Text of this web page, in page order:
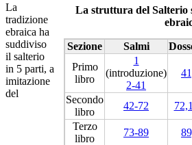
La struttura del Salterio
Sezione Salmi
Primo
libro
1
(introduzione)
2-41
Secondo
libro
42-72
Terzo
libro
73-89
La
tradizione
ebraica ha
suddiviso
il salterio
in 5 parti, a
imitazione
del